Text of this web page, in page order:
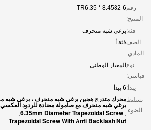
رقم
المنتج:
TR6.35 * 8.4582-6
فئة:برغي شبه منحرف
الصف
المادي:
فئة أ
نوع
قياسي:
المعيار الوطني
يبدأ:6 يبدأ
تسليط
الضوء:
برغي شبه منحرف مع صامولة مضادة للردود العكسي
,
6.35mm Diameter Trapezoidal Screw
,
Trapezoidal Screw With Anti Backlash Nut